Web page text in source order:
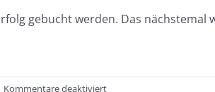
gebucht werden. Das
Kommentare deaktiviertfür